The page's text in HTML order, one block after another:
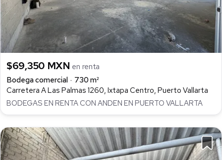
$69,350 MXN en renta
Bodega comercial
730 m²
Carretera A Las Palmas 1260, Ixtapa Centro, Puerto Vallarta
BODEGAS EN RENTA CON ANDEN EN PUERTO VALLARTA